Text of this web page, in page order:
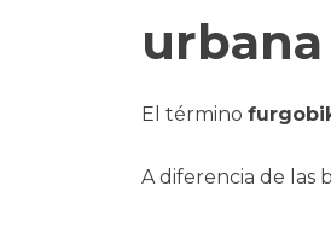
urbana
El término
A diferencia de las